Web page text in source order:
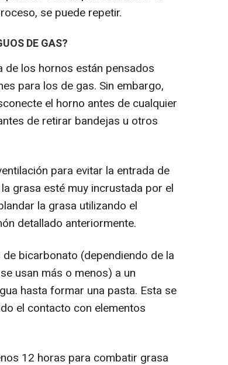
se puede repetir.
DE GAS?
de los hornos están pensados
para los de gas. Sin embargo,
el horno antes de cualquier
de retirar bandejas u otros
para evitar la entrada de
grasa esté muy incrustada por el
la grasa utilizando el
detallado anteriormente.
bicarbonato (dependiendo de la
usan más o menos) a un
hasta formar una pasta. Esta se
el contacto con elementos
12 horas para combatir grasa